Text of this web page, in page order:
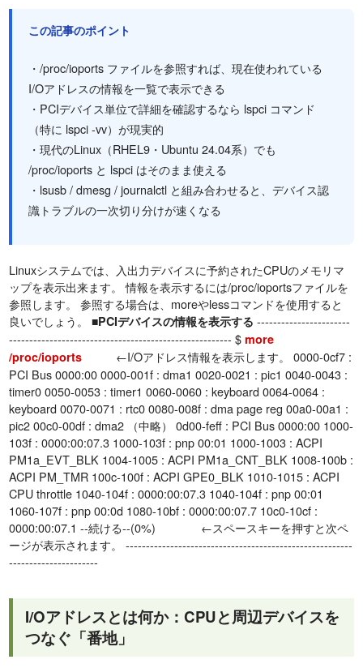
この記事のポイント
・/proc/ioports ファイルを参照すれば、現在使われている
I/Oアドレスの情報を一覧で表示できる
・PCIデバイス単位で詳細を確認するなら lspci コマンド
（特に lspci -vv）が現実的
・現代のLinux（RHEL9・Ubuntu 24.04系）でも
/proc/ioports と lspci はそのまま使える
・lsusb / dmesg / journalctl と組み合わせると、デバイス認
識トラブルの一次切り分けが速くなる
Linuxシステムでは、入出力デバイスに予約されたCPUのメモリマ
ップを表示出来ます。 情報を表示するには/proc/ioportsファイルを
参照します。 参照する場合は、moreやlessコマンドを使用すると
良いでしょう。■PCIデバイスの情報を表示する -----------------------
------------------------------------------------------- $more
/proc/ioports ←I/Oアドレス情報を表示します。 0000-0cf7 :
PCI Bus 0000:00 0000-001f : dma1 0020-0021 : pic1 0040-0043 :
timer0 0050-0053 : timer1 0060-0060 : keyboard 0064-0064 :
keyboard 0070-0071 : rtc0 0080-008f : dma page reg 00a0-00a1 :
pic2 00c0-00df : dma2 （中略） 0d00-feff : PCI Bus 0000:00 1000-
103f : 0000:00:07.3 1000-103f : pnp 00:01 1000-1003 : ACPI
PM1a_EVT_BLK 1004-1005 : ACPI PM1a_CNT_BLK 1008-100b :
ACPI PM_TMR 100c-100f : ACPI GPE0_BLK 1010-1015 : ACPI
CPU throttle 1040-104f : 0000:00:07.3 1040-104f : pnp 00:01
1060-107f : pnp 00:0d 1080-10bf : 0000:00:07.7 10c0-10cf :
0000:00:07.1 --続ける--(0%) ←スペースキーを押すと次ペ
ージが表示されます。 --------------------------------------------------------
----------------------
I/Oアドレスとは何か：CPUと周辺デバイスを
つなぐ「番地」